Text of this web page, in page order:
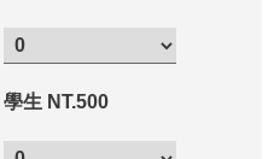
學生 NT.500